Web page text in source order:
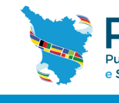
Skip to main content